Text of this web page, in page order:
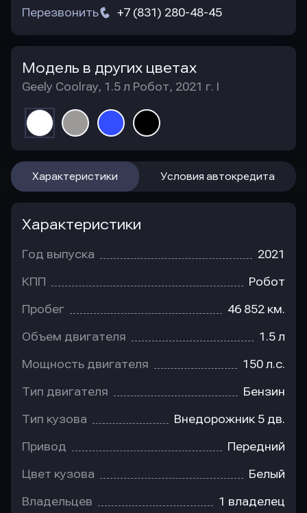
+7 (831) 280-48-45
Перезвонить
Модель в других цветах
Geely Coolray, 1.5 л Робот, 2021 г. I
Характеристики Условия автокредита
Характеристики
Год выпуска 2021
КПП Робот
Пробег 46 852 км.
Объем двигателя 1.5 л
Мощность двигателя 150 л.с.
Тип двигателя Бензин
Тип кузова Внедорожник 5 дв.
Привод Передний
Цвет кузова Белый
Владельцев 1 владелец